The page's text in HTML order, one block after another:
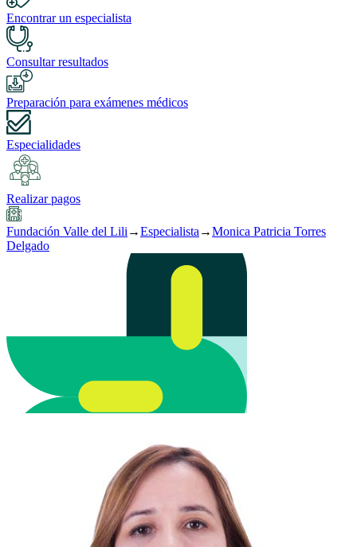
Encontrar un especialista
Consultar resultados
Preparación para exámenes médicos
Especialidades
Realizar pagos
Fundación Valle del Lili →Especialista →Monica Patricia Torres
Delgado